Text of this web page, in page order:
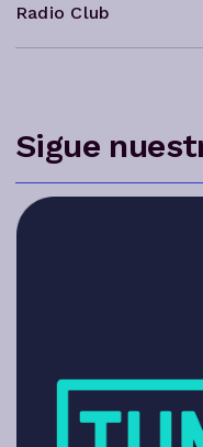
Radio Club
Sigue